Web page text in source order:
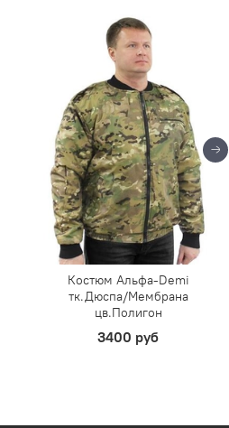
Костюм Альфа-Demi
тк.Дюспа/Мембрана
цв.Полигон
3400 руб